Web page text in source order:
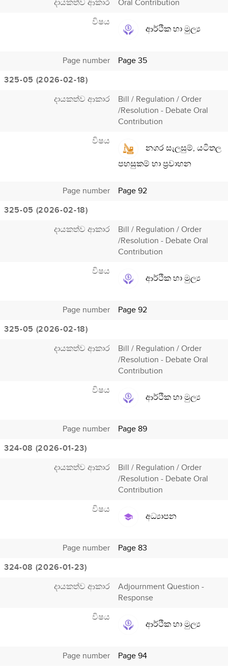
දායකත්ව ආකාර
Oral Contribution
විෂය
ආර්ථික හා මුල්‍ය
Page number
Page 35
325-05 (2026-02-18)
දායකත්ව ආකාර
Bill / Regulation / Order
/Resolution - Debate Oral
Contribution
විෂය
නගර සැලසුම්, යටිතල
පහසුකම් හා ප්‍රවාහන
Page number
Page 92
325-05 (2026-02-18)
දායකත්ව ආකාර
Bill / Regulation / Order
/Resolution - Debate Oral
Contribution
විෂය
ආර්ථික හා මුල්‍ය
Page number
Page 92
325-05 (2026-02-18)
දායකත්ව ආකාර
Bill / Regulation / Order
/Resolution - Debate Oral
Contribution
විෂය
ආර්ථික හා මුල්‍ය
Page number
Page 89
324-08 (2026-01-23)
දායකත්ව ආකාර
Bill / Regulation / Order
/Resolution - Debate Oral
Contribution
විෂය
අධ්‍යාපන
Page number
Page 83
324-08 (2026-01-23)
දායකත්ව ආකාර
Adjournment Question -
Response
විෂය
ආර්ථික හා මුල්‍ය
Page number
Page 94